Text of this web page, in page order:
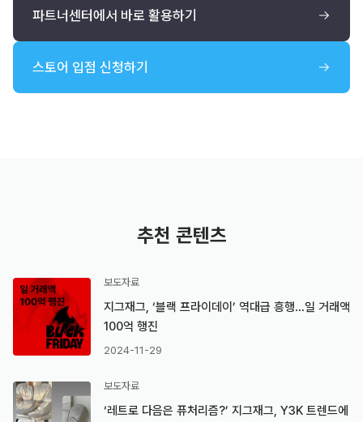
파트너센터에서 바로 활용하기
스토어 입점 신청하기
추천 콘텐츠
보도자료
지그재그, ‘블랙 프라이데이’ 역대급 흥행…일 거래액
100억 행진
2024-11-29
보도자료
‘레트로 다음은 퓨처리즘?’ 지그재그, Y3K 트렌드에